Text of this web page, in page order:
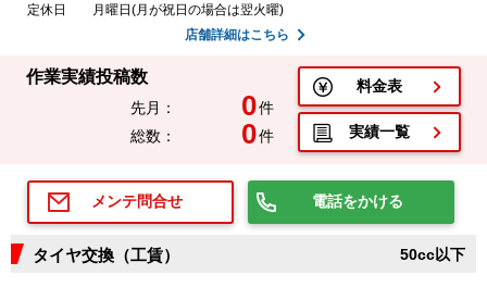
定休日
月曜日(月が祝日の場合は翌火曜)
店舗詳細はこちら
作業実績投稿数
先月： 0件
総数：
0件
料金表
実績一覧
メンテ問合せ 電話をかける
タイヤ交換（工賃） 50cc以下